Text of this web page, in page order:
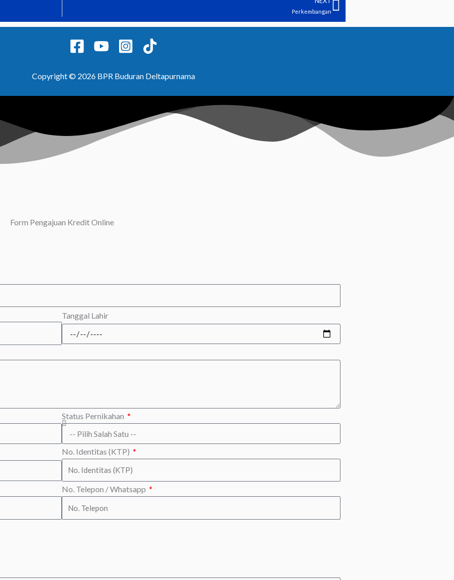
Perkembangan Next
Copyright © 2026 BPR Buduran Deltapurnama
Form Pengajuan Kredit Online
Tanggal Lahir
Status Pernikahan
No. Identitas (KTP)
No. Telepon / Whatsapp